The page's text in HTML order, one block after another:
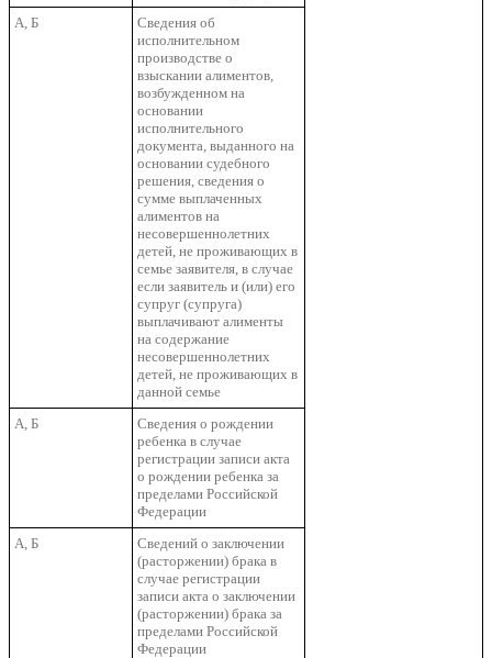
А, Б
Сведения об
исполнительном
производстве о
взыскании алиментов,
возбужденном на
основании
исполнительного
документа, выданного на
основании судебного
решения, сведения о
сумме выплаченных
алиментов на
несовершеннолетних
детей, не проживающих в
семье заявителя, в случае
если заявитель и (или) его
супруг (супруга)
выплачивают алименты
на содержание
несовершеннолетних
детей, не проживающих в
данной семье
А, Б
Сведения о рождении
ребенка в случае
регистрации записи акта
о рождении ребенка за
пределами Российской
Федерации
А, Б
Сведений о заключении
(расторжении) брака в
случае регистрации
записи акта о заключении
(расторжении) брака за
пределами Российской
Федерации